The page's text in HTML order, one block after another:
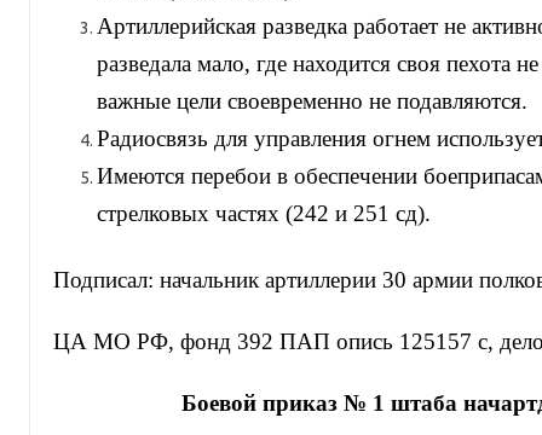
Артиллерийская разведка работает не
разведала мало, где находится своя пехота
важные цели своевременно не подавляются.
Радиосвязь для управления огнем
Имеются перебои в обеспечении
стрелковых частях (242 и 251 сд).
Подписал: начальник артиллерии 30 армии
ЦА МО РФ, фонд 392 ПАП опись 125157 с, дело
Боевой приказ № 1 штаба